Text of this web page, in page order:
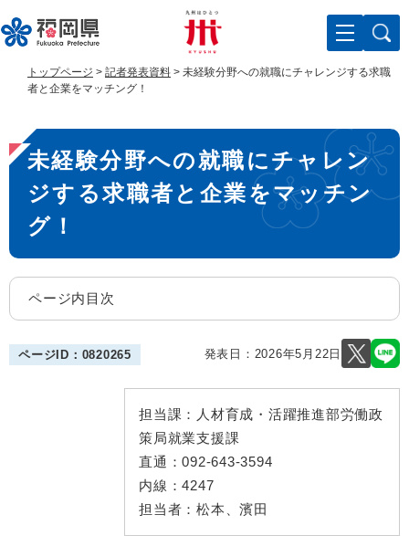
ー
ジ
す
。
ニ
ュ
し
て
トップページ > 記者発表資料 > 未経験分野への就職にチャレンジする求職
者と企業をマッチング！
本
文
未経験分野への就職にチャレン
ジする求職者と企業をマッチン
グ！
ページ内目次
ページID：0820265 発表日： 2026年5月22日
担当課： 人材育成・活躍推進部労働政
策局就業支援課
直通：092-643-3594
内線：4247
担当者： 松本、濱田